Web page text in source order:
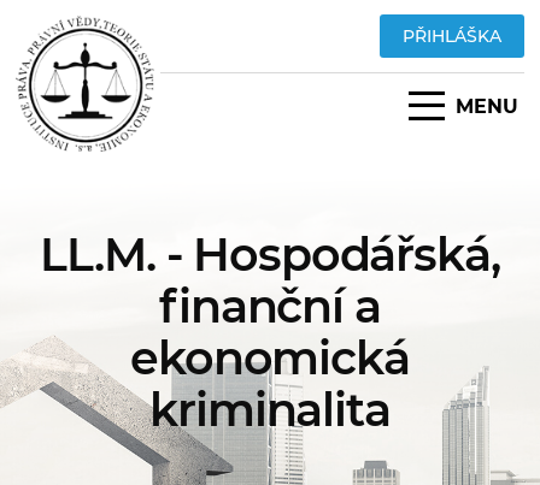
PŘIHLÁŠKA
MENU
LL.M. - Hospodářská,
finanční a
ekonomická
kriminalita